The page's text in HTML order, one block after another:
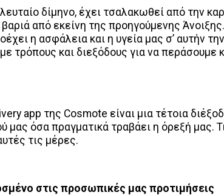
δίμηνο, έχει τσαλακωθεί από την
από εκείνη της προηγούμενης
η ασφάλεια και η υγεία μας σ’ αυτήν
τρόπους και διεξόδους για να περάσουμε
app της Cosmote είναι μια τέτοια
μας όσα πραγματικά τραβάει η όρεξή μας.
τις μέρες.
στις προσωπικές μας προτιμήσεις